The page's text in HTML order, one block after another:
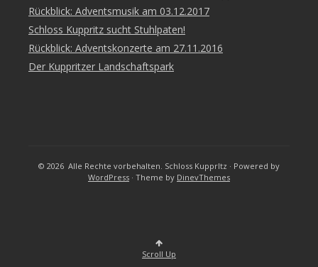
Rückblick: Adventsmusik am 03.12.2017
Schloss Kuppritz sucht Stuhlpaten!
Rückblick: Adventskonzerte am 27.11.2016
Der Kuppritzer Landschaftspark
© 2026 Alle Rechte vorbehalten. Schloss Kupprltz · Powered by
WordPress · Theme by DinevThemes
Scroll Up